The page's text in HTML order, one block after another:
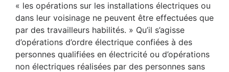
« les opérations sur les installations électriques ou
dans leur voisinage ne peuvent être effectuées que
par des travailleurs habilités. » Qu’il s’agisse
d’opérations d’ordre électrique confiées à des
personnes qualifiées en électricité ou d’opérations
non électriques réalisées par des personnes sans